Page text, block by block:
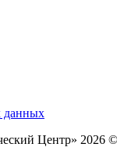
данных
Центр» 2026